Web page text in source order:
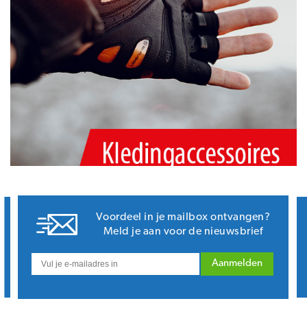
Voordeel in je mailbox ontvangen?
Meld je aan voor de nieuwsbrief
Aanmelden